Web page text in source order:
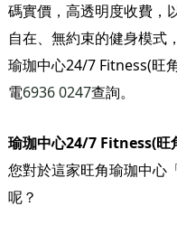
碼實價，高透明度收費，
自在、無約束的健身模式
瑜珈中心24/7 Fitness(旺
電6936 0247查詢。
瑜珈中心24/7 Fitness(旺
您對於這家旺角瑜珈中心
呢？